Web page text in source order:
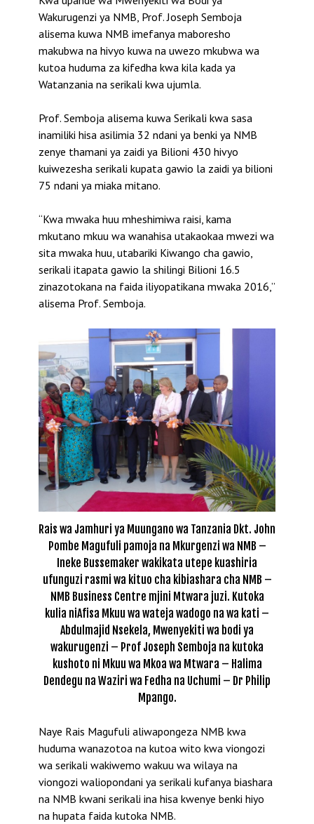
Wakurugenzi ya NMB, Prof. Joseph Semboja
alisema kuwa NMB imefanya maboresho
makubwa na hivyo kuwa na uwezo mkubwa wa
kutoa huduma za kifedha kwa kila kada ya
Watanzania na serikali kwa ujumla.
Prof. Semboja alisema kuwa Serikali kwa sasa
inamiliki hisa asilimia 32 ndani ya benki ya NMB
zenye thamani ya zaidi ya Bilioni 430 hivyo
kuiwezesha serikali kupata gawio la zaidi ya bilioni
75 ndani ya miaka mitano.
“Kwa mwaka huu mheshimiwa raisi, kama
mkutano mkuu wa wanahisa utakaokaa mwezi wa
sita mwaka huu, utabariki Kiwango cha gawio,
serikali itapata gawio la shilingi Bilioni 16.5
zinazotokana na faida iliyopatikana mwaka 2016,”
alisema Prof. Semboja.
Rais wa Jamhuri ya Muungano wa Tanzania Dkt. John
Pombe Magufuli pamoja na Mkurgenzi wa NMB –
Ineke Bussemaker wakikata utepe kuashiria
ufunguzi rasmi wa kituo cha kibiashara cha NMB –
NMB Business Centre mjini Mtwara juzi. Kutoka
kulia niAfisa Mkuu wa wateja wadogo na wa kati –
Abdulmajid Nsekela, Mwenyekiti wa bodi ya
wakurugenzi – Prof Joseph Semboja na kutoka
kushoto ni Mkuu wa Mkoa wa Mtwara – Halima
Dendegu na Waziri wa Fedha na Uchumi – Dr Philip
Mpango.
Naye Rais Magufuli aliwapongeza NMB kwa
huduma wanazotoa na kutoa wito kwa viongozi
wa serikali wakiwemo wakuu wa wilaya na
viongozi waliopondani ya serikali kufanya biashara
na NMB kwani serikali ina hisa kwenye benki hiyo
na hupata faida kutoka NMB.